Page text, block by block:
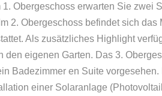
Obergeschoss erwarten Sie
2. Obergeschoss befindet sich
Als zusätzliches Highlight
den eigenen Garten. Das 3.
Badezimmer en Suite
einer Solaranlage